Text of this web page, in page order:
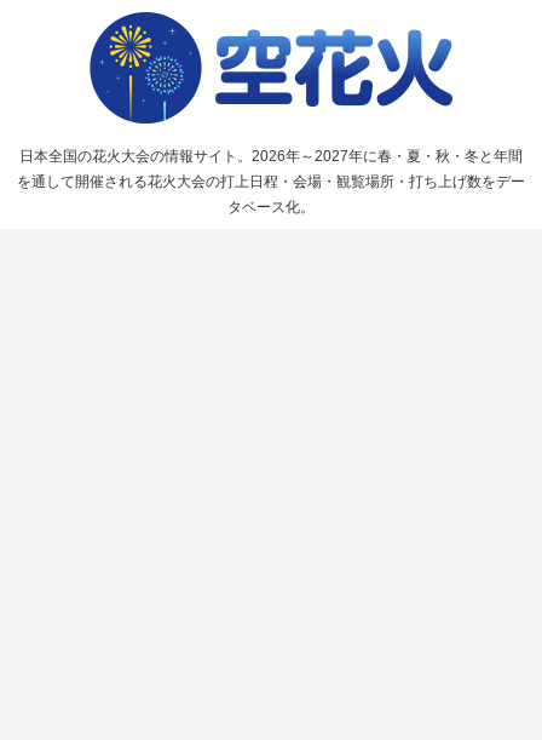
日本全国の花火大会の情報サイト。2026年～2027年に春・夏・秋・冬と年間
を通して開催される花火大会の打上日程・会場・観覧場所・打ち上げ数をデー
タベース化。